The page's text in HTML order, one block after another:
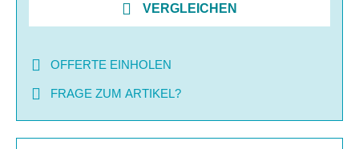
VERGLEICHEN
OFFERTE EINHOLEN
FRAGE ZUM ARTIKEL?